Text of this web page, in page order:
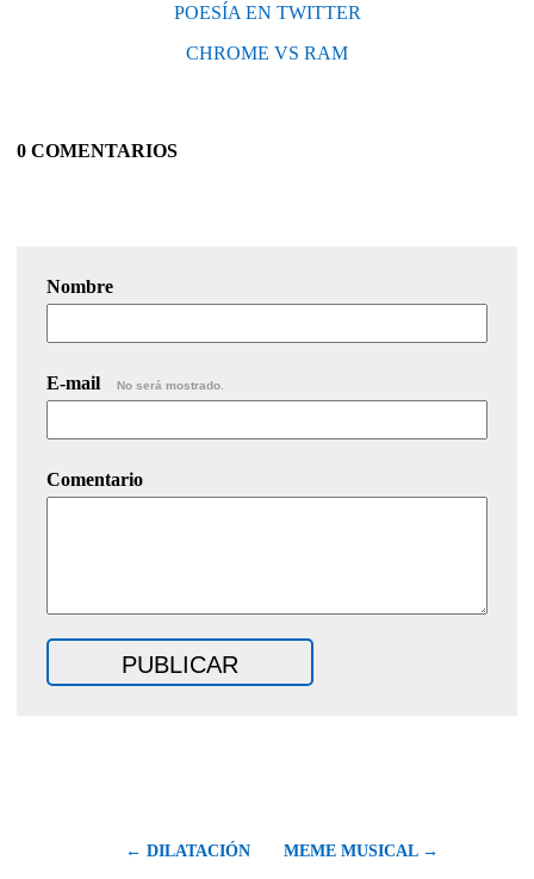
POESÍA EN TWITTER
CHROME VS RAM
0 COMENTARIOS
Nombre
E-mail No será mostrado.
Comentario
← DILATACIÓN MEME MUSICAL →